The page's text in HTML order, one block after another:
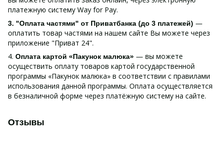
платежную систему Way for Pay.
3. "Оплата частями" от Приватбанка (до 3 платежей) —
оплатить товар частями на нашем сайте Вы можете через
приложение "Приват 24".
4. Оплата картой «Пакунок малюка» — вы можете
осуществить оплату товаров картой государственной
программы «Пакунок малюка» в соответствии с правилами
использования данной программы. Оплата осуществляется
в безналичной форме через платёжную систему на сайте.
Отзывы